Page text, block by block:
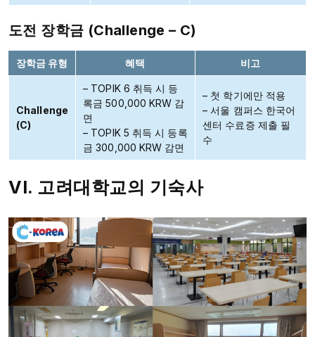
도전 장학금 (Challenge – C)
장학금 유형 혜택 비고
Challenge
(C)
– TOPIK 6 취득 시 등
록금 500,000 KRW 감
면
– TOPIK 5 취득 시 등록
금 300,000 KRW 감면
– 첫 학기에만 적용
– 서울 캠퍼스 한국어
센터 수료증 제출 필
수
VI. 고려대학교의 기숙사